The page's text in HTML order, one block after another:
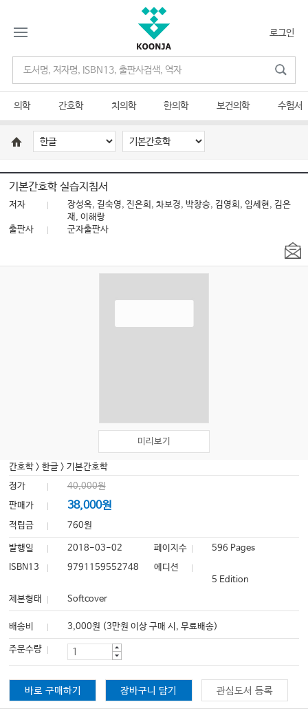
로그인
의학 간호학 치의학 한의학 보건의학 수험서
기본간호학 실습지침서
저자
장성옥, 길숙영, 진은희, 차보경, 박창승, 김영희, 임세현, 김은
재, 이해랑
출판사
군자출판사
미리보기
간호학 >한글 >기본간호학
정가
40,000원
판매가
38,000원
적립금 760원
발행일 2018-03-02 페이지수
596 Pages
ISBN13
9791159552748
에디션
5 Edition
제본형태
Softcover
배송비 3,000원 (3만원 이상 구매 시, 무료배송)
주문수량
바로 구매하기 장바구니 담기 관심도서 등록